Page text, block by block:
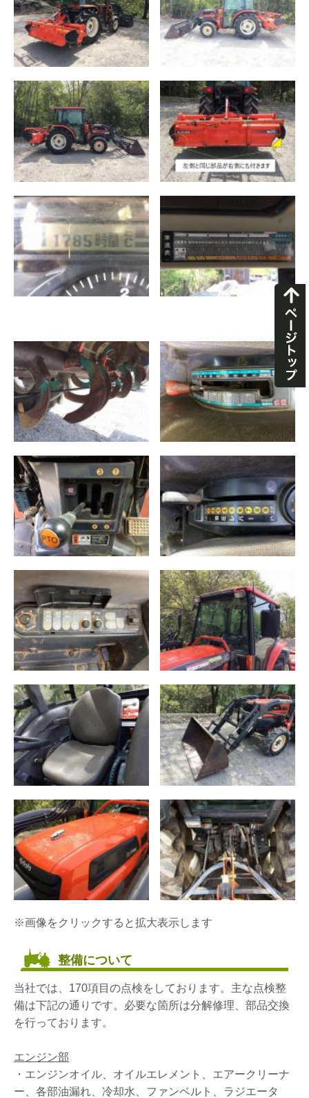
※画像をクリックすると拡大表示します
整備について
当社では、170項目の点検をしております。主な点検整
備は下記の通りです。必要な箇所は分解修理、部品交換
を行っております。
エンジン部
・エンジンオイル、オイルエレメント、エアークリーナ
ー、各部油漏れ、冷却水、ファンベルト、ラジエータ